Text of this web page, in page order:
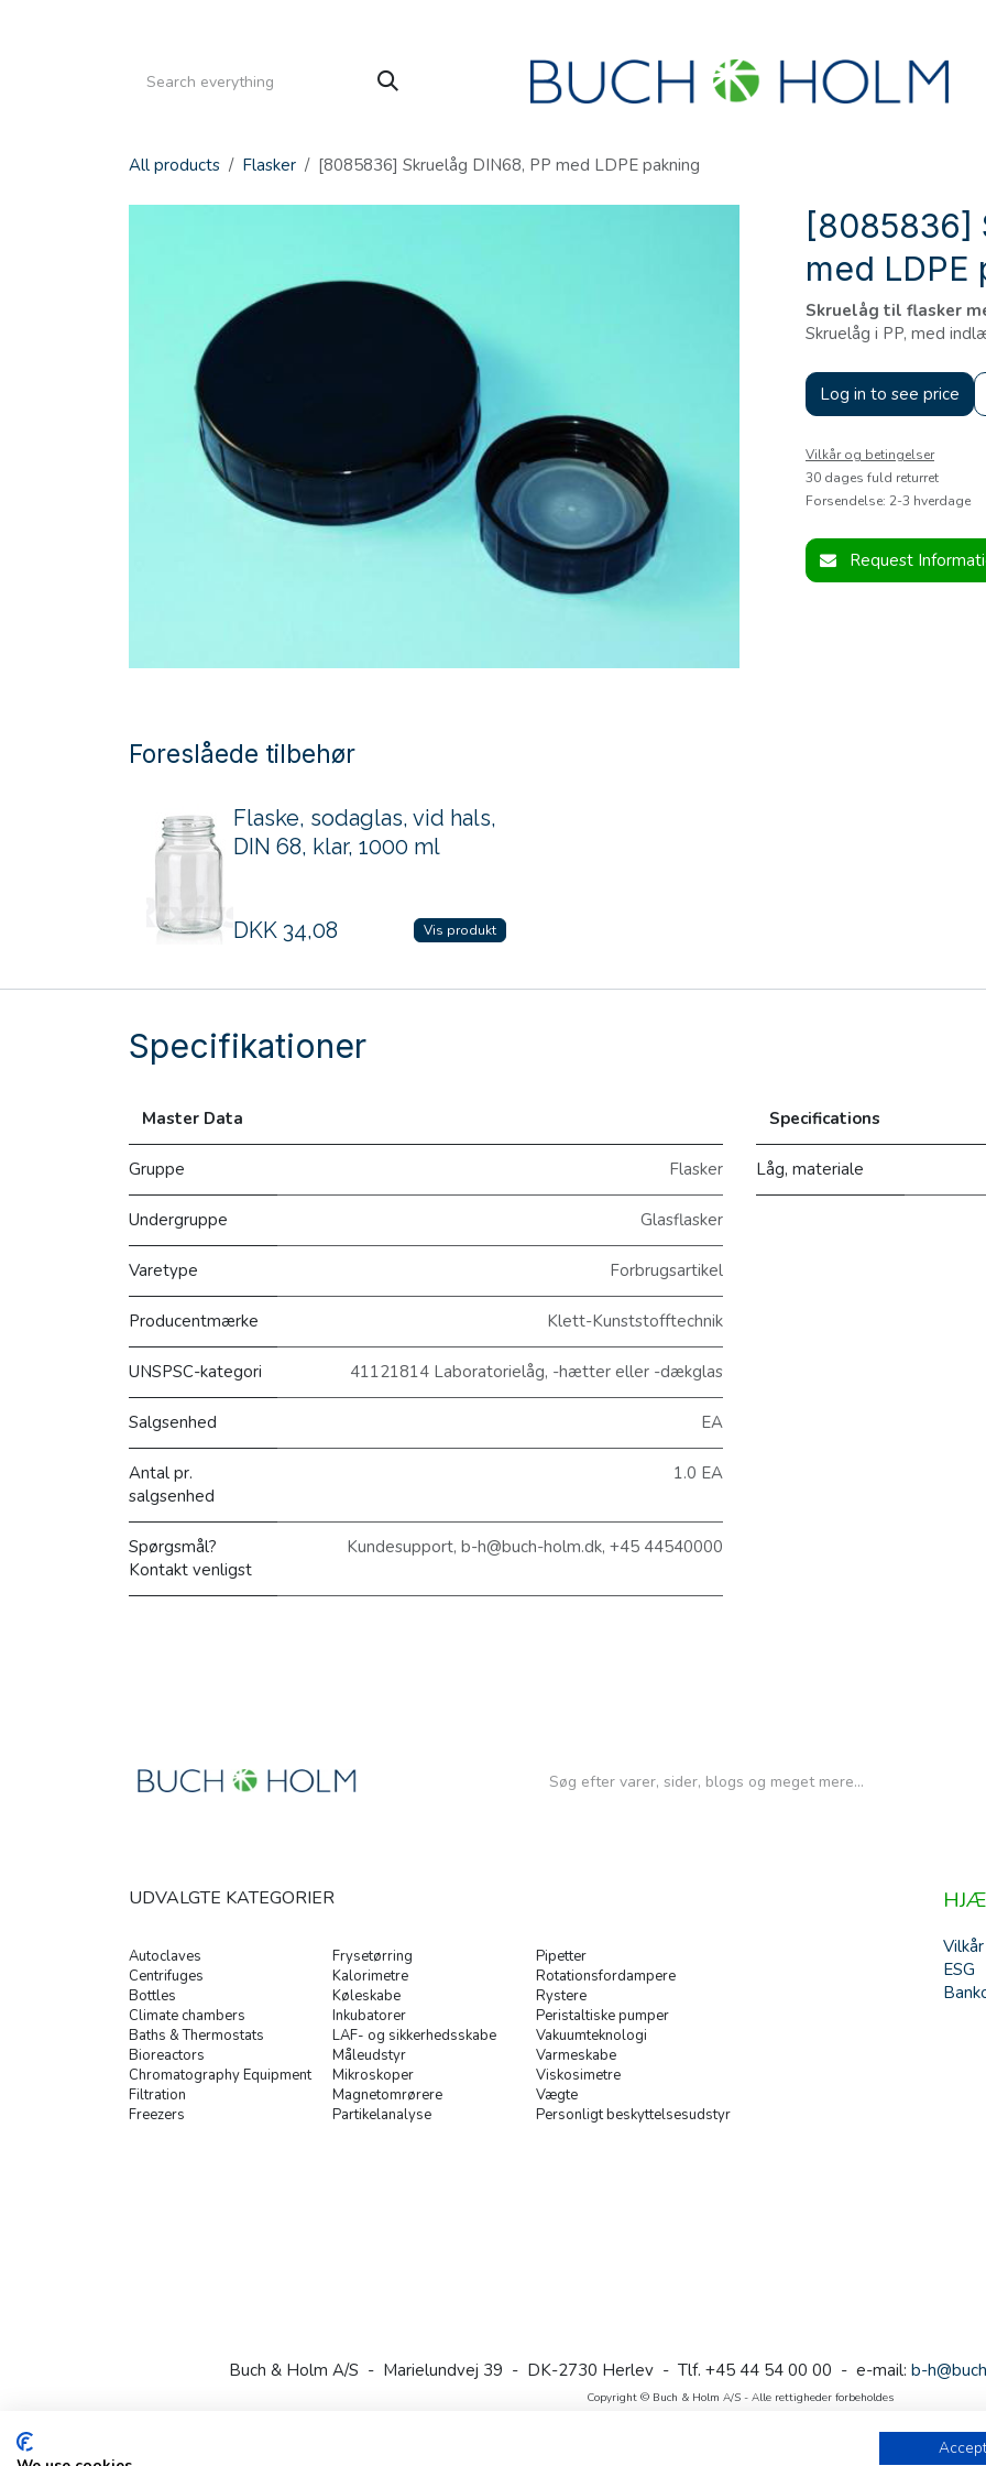
All products Flasker [8085836] Skruelåg DIN68, PP med LDPE pakning
[8085836]
med LDPE
Skruelåg til flasker
Skruelåg i PP, med
Log in to see price
Vilkår og betingelser
30 dages fuld returret
Forsendelse: 2-3 hverdage
Request
Foreslåede tilbehør
Flaske, sodaglas, vid hals,
DIN 68, klar, 1000 ml
DKK 34,08 Vis produkt
Specifikationer
Master Data
Gruppe Flasker
Undergruppe Glasflasker
Varetype Forbrugsartikel
Producentmærke Klett-Kunststofftechnik
UNSPSC-kategori 41121814 Laboratorielåg, -hætter eller -dækglas
Salgsenhed EA
Antal pr.
salgsenhed
1.0 EA
Spørgsmål?
Kontakt venligst
Kundesupport, b-h@buch-holm.dk, +45 44540000
Specifications
Låg, materiale
Autoclaves
Centrifuges
Bottles
Climate chambers
Baths & Thermostats
Bioreactors
Chromatography Equipment
Filtration
Freezers
Frysetørring
Kalorimetre
Køleskabe
Inkubatorer
LAF- og sikkerhedsskabe
Måleudstyr
Mikroskoper
Magnetomrørere
Partikelanalyse
Pipetter
Rotationsfordampere
Rystere
Peristaltiske pumper
Vakuumteknologi
Varmeskabe
Viskosimetre
Vægte
Personligt beskyttelsesudstyr
UDVALGTE KATEGORIER
Vilkår
ESG
Buch & Holm A/S - Marielundvej 39 - DK-2730 Herlev - Tlf. +45 44 54 00 00 - e-mail: b-
Copyright © Buch & Holm A/S - Alle rettigheder forbeholdes